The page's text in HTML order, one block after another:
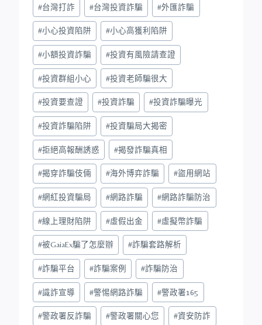
#台灣打詐 #台灣投資詐騙 #外匯詐騙
#小心投資陷阱 #小心高獲利陷阱
#小額投資詐騙 #投資有風險請查證
#投資群組小心 #投資老師騙很大
#投資要查證 #投資詐騙 #投資詐騙曝光
#投資詐騙陷阱 #投資騙局大揭密
#拒絕高報酬誘惑 #揭發詐騙真相
#揭穿詐騙伎倆 #海外博弈詐騙 #盜用網站
#網紅投資騙局 #網路詐騙 #網路詐騙防治
#線上理財陷阱 #虛假出金 #虛擬幣詐騙
#被GaiaEx騙了怎麼辦 #詐騙套路解析
#詐騙平台 #詐騙案例 #詐騙防治
#識詐宣導 #警惕網路詐騙 #警政署165
#警政署反詐騙 #警政署關心您 #資安防詐